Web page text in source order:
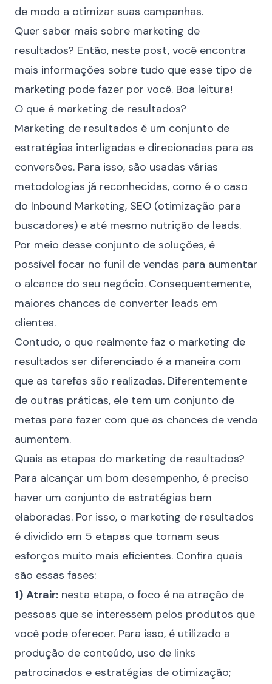
de modo a otimizar suas campanhas.
Quer saber mais sobre marketing de
resultados? Então, neste post, você encontra
mais informações sobre tudo que esse tipo de
marketing pode fazer por você. Boa leitura!
O que é marketing de resultados?
Marketing de resultados é um conjunto de
estratégias interligadas e direcionadas para as
conversões. Para isso, são usadas várias
metodologias já reconhecidas, como é o caso
do Inbound Marketing, SEO (otimização para
buscadores) e até mesmo nutrição de leads.
Por meio desse conjunto de soluções, é
possível focar no funil de vendas para aumentar
o alcance do seu negócio. Consequentemente,
maiores chances de converter leads em
clientes.
Contudo, o que realmente faz o marketing de
resultados ser diferenciado é a maneira com
que as tarefas são realizadas. Diferentemente
de outras práticas, ele tem um conjunto de
metas para fazer com que as chances de venda
aumentem.
Quais as etapas do marketing de resultados?
Para alcançar um bom desempenho, é preciso
haver um conjunto de estratégias bem
elaboradas. Por isso, o marketing de resultados
é dividido em 5 etapas que tornam seus
esforços muito mais eficientes. Confira quais
são essas fases:
1) Atrair: nesta etapa, o foco é na atração de
pessoas que se interessem pelos produtos que
você pode oferecer. Para isso, é utilizado a
produção de conteúdo, uso de links
patrocinados e estratégias de otimização;